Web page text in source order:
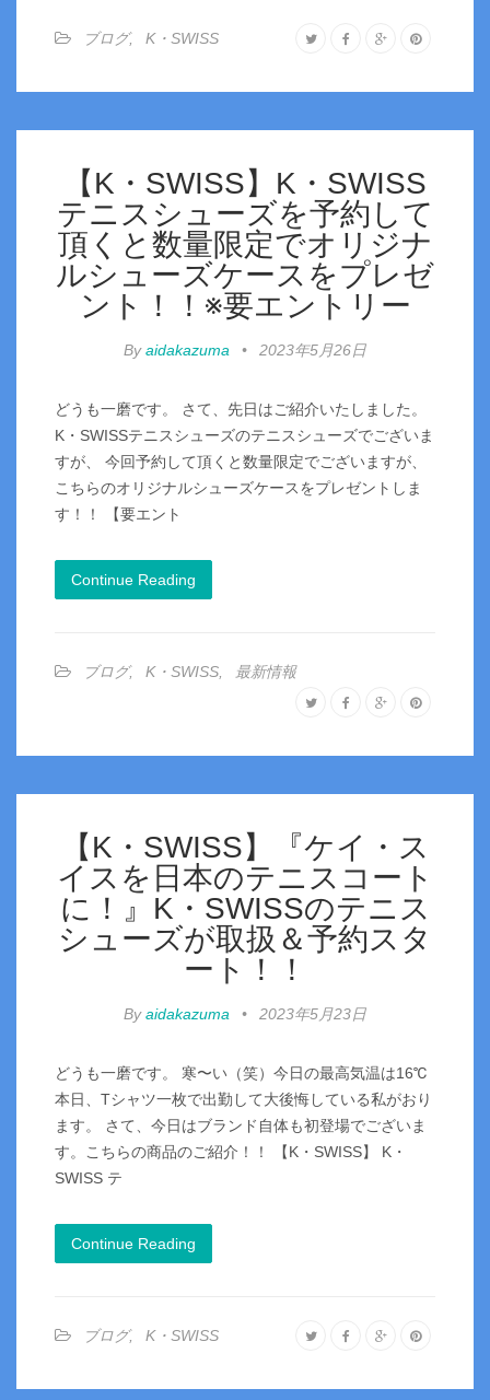
ブログ, K・SWISS
【K・SWISS】K・SWISS
テニスシューズを予約して
頂くと数量限定でオリジナ
ルシューズケースをプレゼ
ント！！※要エントリー
Byaidakazuma • 2023年5月26日
どうも一磨です。 さて、先日はご紹介いたしました。
K・SWISSテニスシューズのテニスシューズでございま
すが、 今回予約して頂くと数量限定でございますが、
こちらのオリジナルシューズケースをプレゼントしま
す！！ 【要エント
Continue Reading
ブログ, K・SWISS 最新情報
【K・SWISS】『ケイ・ス
イスを日本のテニスコート
に！』K・SWISSのテニス
シューズが取扱＆予約スタ
ート！！
Byaidakazuma • 2023年5月23日
どうも一磨です。 寒〜い（笑）今日の最高気温は16℃
本日、Tシャツ一枚で出勤して大後悔している私がおり
ます。 さて、今日はブランド自体も初登場でございま
す。こちらの商品のご紹介！！ 【K・SWISS】 K・
SWISS テ
Continue Reading
ブログ, K・SWISS